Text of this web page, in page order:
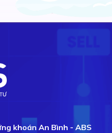
khoán An Bình - ABS